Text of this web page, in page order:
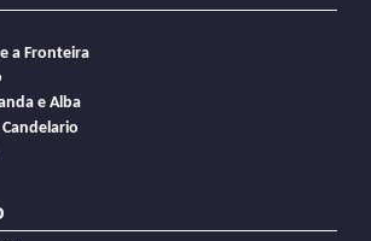
a Fronteira
e Alba